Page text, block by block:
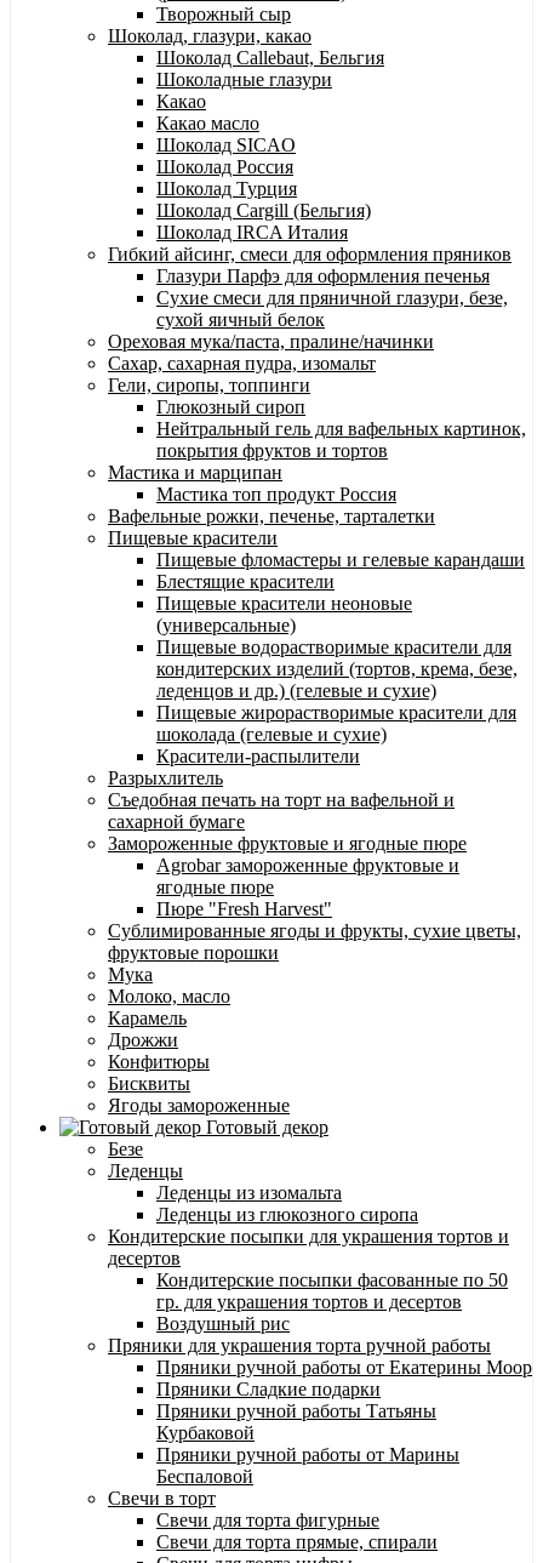
Творожный сыр
Шоколад, глазури, какао
Шоколад Callebaut, Бельгия
Шоколадные глазури
Какао
Какао масло
Шоколад SICAO
Шоколад Россия
Шоколад Турция
Шоколад Cargill (Бельгия)
Шоколад IRCA Италия
Гибкий айсинг, смеси для оформления пряников
Глазури Парфэ для оформления печенья
Сухие смеси для пряничной глазури, безе,
сухой яичный белок
Ореховая мука/паста, пралине/начинки
Сахар, сахарная пудра, изомальт
Гели, сиропы, топпинги
Глюкозный сироп
Нейтральный гель для вафельных картинок,
покрытия фруктов и тортов
Мастика и марципан
Мастика топ продукт Россия
Вафельные рожки, печенье, тарталетки
Пищевые красители
Пищевые фломастеры и гелевые карандаши
Блестящие красители
Пищевые красители неоновые
(универсальные)
Пищевые водорастворимые красители для
кондитерских изделий (тортов, крема, безе,
леденцов и др.) (гелевые и сухие)
Пищевые жирорастворимые красители для
шоколада (гелевые и сухие)
Красители-распылители
Разрыхлитель
Съедобная печать на торт на вафельной и
сахарной бумаге
Замороженные фруктовые и ягодные пюре
Agrobar замороженные фруктовые и
ягодные пюре
Пюре "Fresh Harvest"
Сублимированные ягоды и фрукты, сухие цветы,
фруктовые порошки
Мука
Молоко, масло
Карамель
Дрожжи
Конфитюры
Бисквиты
Ягоды замороженные
Готовый декор
Безе
Леденцы
Леденцы из изомальта
Леденцы из глюкозного сиропа
Кондитерские посыпки для украшения тортов и
десертов
Кондитерские посыпки фасованные по 50
гр. для украшения тортов и десертов
Воздушный рис
Пряники для украшения торта ручной работы
Пряники ручной работы от Екатерины Моор
Пряники Сладкие подарки
Пряники ручной работы Татьяны
Курбаковой
Пряники ручной работы от Марины
Беспаловой
Свечи в торт
Свечи для торта фигурные
Свечи для торта прямые, спирали